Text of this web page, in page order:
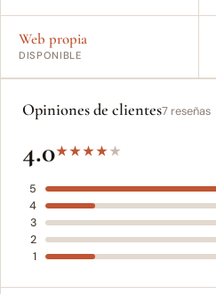
Web propia
DISPONIBLE
Opiniones de clientes7 reseñas
4.0★★★★★
5
4
3
2
1